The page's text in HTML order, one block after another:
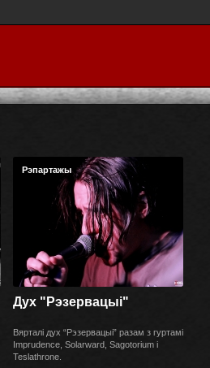
Рэпартажы
Дух "Рэзервацыi"
Вярталі дух “Рэзервацыі” разам з гуртамі
Imprudence, Solarward, Sagotorium і
Teslathrone.